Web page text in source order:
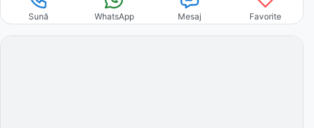
Sună WhatsApp Mesaj Favorite